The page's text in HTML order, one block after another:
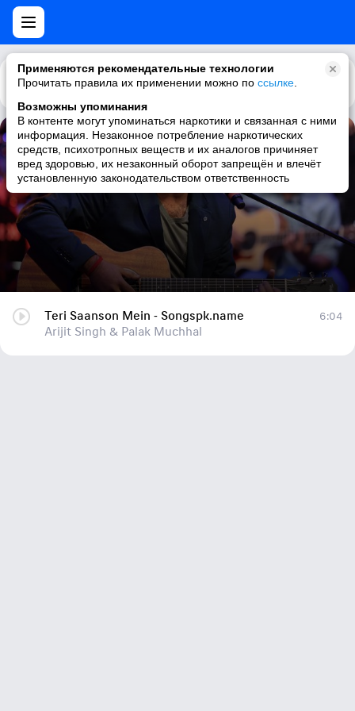
Применяются рекомендательные технологии
Прочитать правила их применении можно по ссылке
Возможны упоминания
В контенте могут упоминаться наркотики и связанная с ними
информация. Незаконное потребление наркотических
средств, психотропных веществ и их аналогов причиняет
вред здоровью, их незаконный оборот запрещён и влечёт
установленную законодательством ответственность
Каталог Рекомендации
Teri Saanson Mein - Songspk.name
Arijit Singh & Palak Muchhal
Teri Saanson Mein - Songspk.name
Arijit Singh & Palak Muchhal
6:04